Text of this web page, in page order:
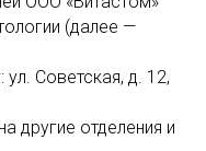
(далее —
Советская, д. 12,
другие отделения и